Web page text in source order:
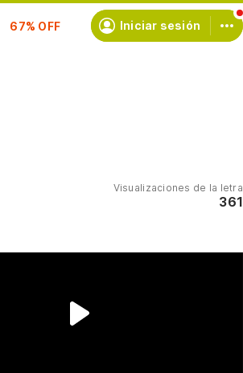
Suscríbete Iniciar sesión
Visualizaciones de la letra
361